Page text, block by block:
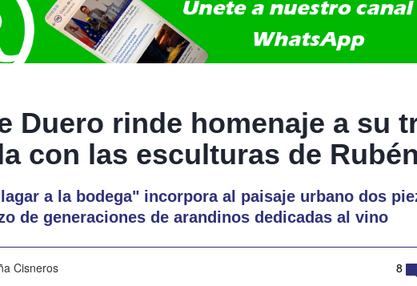
Duero rinde homenaje a su
con las esculturas de
a la bodega" incorpora al paisaje urbano dos
de generaciones de arandinos dedicadas al vino
Cisneros 8